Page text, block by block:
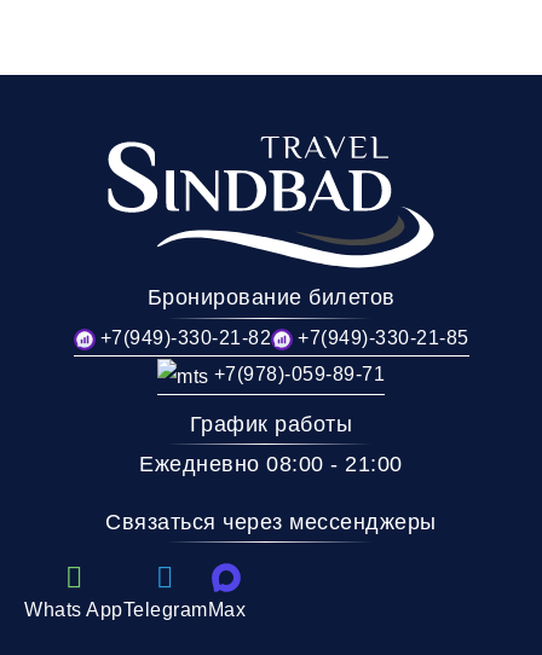
Бронирование билетов
+7(949)-330-21-82
+7(949)-330-21-85
+7(978)-059-89-71
График работы
Ежедневно 08:00 - 21:00
Связаться через мессенджеры
Whats AppTelegramMax